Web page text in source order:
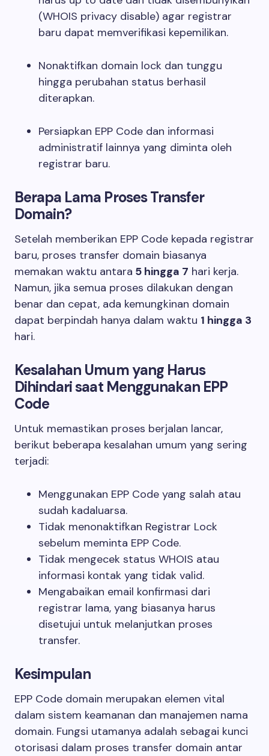
(WHOIS privacy disable) agar registrar
baru dapat memverifikasi kepemilikan.
Nonaktifkan domain lock dan tunggu
hingga perubahan status berhasil
diterapkan.
Persiapkan EPP Code dan informasi
administratif lainnya yang diminta oleh
registrar baru.
Berapa Lama Proses Transfer
Domain?
Setelah memberikan EPP Code kepada registrar
baru, proses transfer domain biasanya
memakan waktu antara 5 hingga 7 hari kerja.
Namun, jika semua proses dilakukan dengan
benar dan cepat, ada kemungkinan domain
dapat berpindah hanya dalam waktu 1 hingga 3
hari.
Kesalahan Umum yang Harus
Dihindari saat Menggunakan EPP
Code
Untuk memastikan proses berjalan lancar,
berikut beberapa kesalahan umum yang sering
terjadi:
Menggunakan EPP Code yang salah atau
sudah kadaluarsa.
Tidak menonaktifkan Registrar Lock
sebelum meminta EPP Code.
Tidak mengecek status WHOIS atau
informasi kontak yang tidak valid.
Mengabaikan email konfirmasi dari
registrar lama, yang biasanya harus
disetujui untuk melanjutkan proses
transfer.
Kesimpulan
EPP Code domain merupakan elemen vital
dalam sistem keamanan dan manajemen nama
domain. Fungsi utamanya adalah sebagai kunci
otorisasi dalam proses transfer domain antar